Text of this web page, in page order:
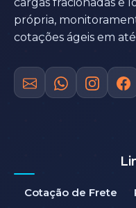
própria,
cotações ágeis em
Cotação de Frete